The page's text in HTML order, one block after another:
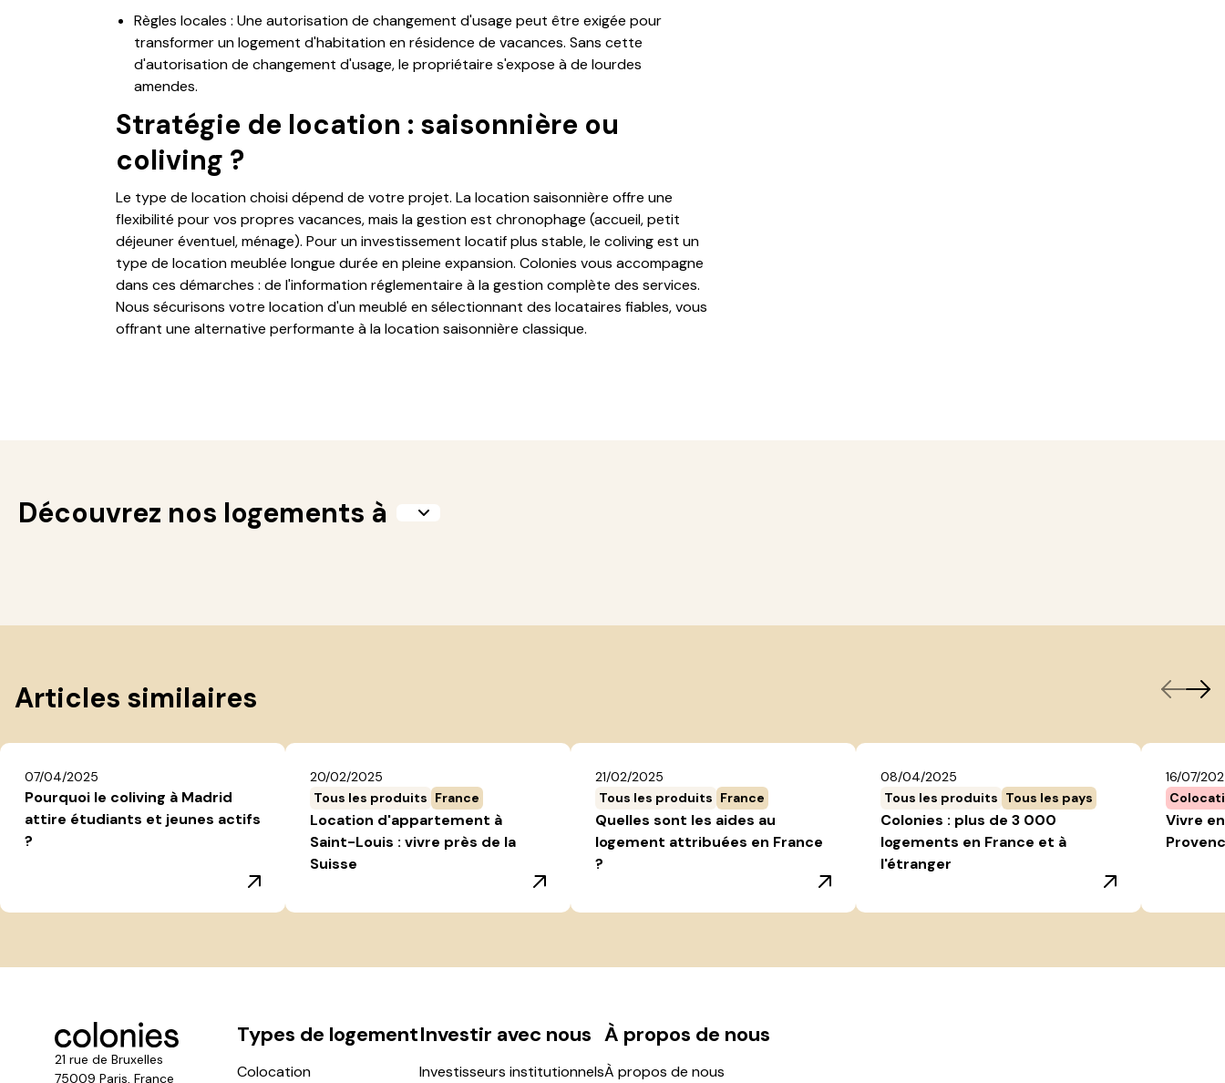
Règles locales : Une autorisation de changement d'usage peut être exigée pour
transformer un logement d'habitation en résidence de vacances. Sans cette
d'autorisation de changement d'usage, le propriétaire s'expose à de lourdes
amendes.
Stratégie de location : saisonnière ou
coliving ?
Le type de location choisi dépend de votre projet. La location saisonnière offre une
flexibilité pour vos propres vacances, mais la gestion est chronophage (accueil, petit
déjeuner éventuel, ménage). Pour un investissement locatif plus stable, le coliving est un
type de location meublée longue durée en pleine expansion. Colonies vous accompagne
dans ces démarches : de l'information réglementaire à la gestion complète des services.
Nous sécurisons votre location d'un meublé en sélectionnant des locataires fiables, vous
offrant une alternative performante à la location saisonnière classique.
Découvrez nos logements à
Articles similaires
07/04/2025
Pourquoi le coliving à Madrid
attire étudiants et jeunes actifs
?
20/02/2025
Tous les produits France
Location d'appartement à
Saint-Louis : vivre près de la
Suisse
21/02/2025
Tous les produits France
Quelles sont les aides au
logement attribuées en France
?
08/04/2025
Tous les produits Tous les pays
Colonies : plus de 3 000
logements en France et à
l'étranger
16/07/
Vivre
21 rue de Bruxelles
75009 Paris, France
Types de logement
Colocation
Investir avec nous
Investisseurs institutionnels
À propos de nous
À propos de nous